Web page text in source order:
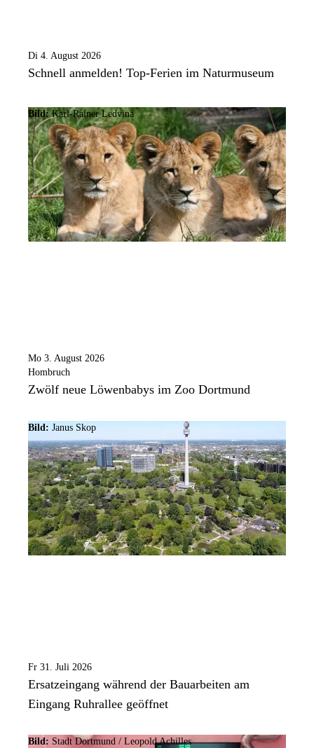
Di 4. August 2026
Schnell anmelden! Top-Ferien im Naturmuseum
Bild: Karl-Rainer Ledvina
Mo 3. August 2026
Hombruch
Zwölf neue Löwenbabys im Zoo Dortmund
Bild: Janus Skop
Fr 31. Juli 2026
Ersatzeingang während der Bauarbeiten am
Eingang Ruhrallee geöffnet
Bild: Stadt Dortmund / Leopold Achilles